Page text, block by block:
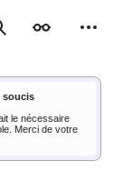
Apparence
soucis
le nécessaire
Merci de votre